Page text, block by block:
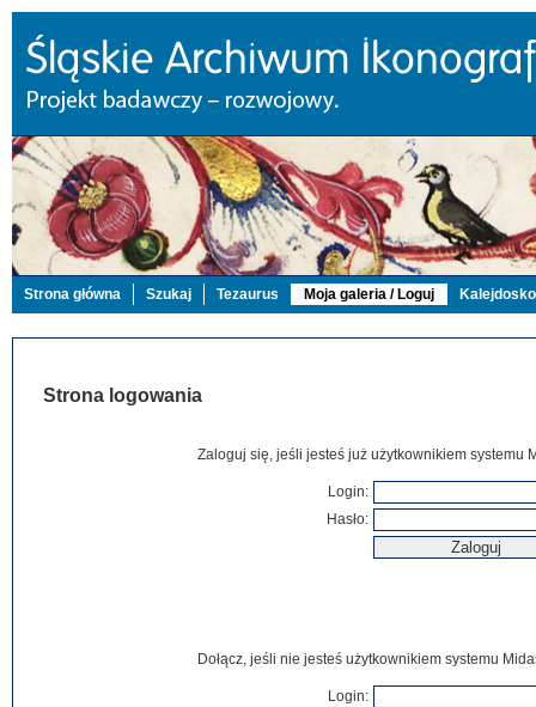
Strona główna Szukaj Tezaurus Moja galeria / Loguj
Strona logowania
Zaloguj się, jeśli jesteś już użytkownikiem systemu
Login:
Hasło:
Dołącz, jeśli nie jesteś użytkownikiem systemu
Login: